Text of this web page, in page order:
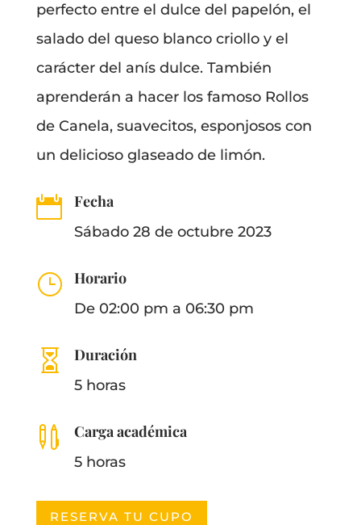
perfecto entre el dulce del papelón, el
salado del queso blanco criollo y el
carácter del anís dulce. También
aprenderán a hacer los famoso Rollos
de Canela, suavecitos, esponjosos con
un delicioso glaseado de limón.
 Fecha
Sábado 28 de octubre 2023
} Horario
De 02:00 pm a 06:30 pm
 Duración
5 horas
 Carga académica
5 horas
RESERVA TU CUPO